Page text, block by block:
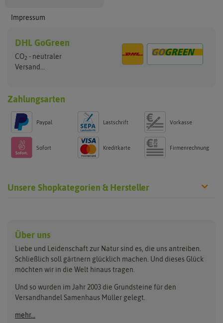
Impressum
DHL GoGreen
CO2 - neutraler
Versand...
Zahlungsarten
Paypal Lastschrift Vorkasse
Sofort Kreditkarte Firmenrechnung
Unsere Shopkategorien & Hersteller
Anzuchtschalen
Erdbeertürme
Folien, Vliese und Netze
Gartengeräte
Nützlinge & Nisthilfen
Keimsprossen
Saatgut für Werbezwecke
Samen-Sets
Gemüsesamen
Benary
Buzzy Seeds
Clever Pots
Dürr-Samen
FLORTUS
Greenline
Grüne Oase
Über uns
Liebe und Leidenschaft zur Natur sind es, die uns antreiben.
Schließlich soll gärtnern glücklich machen. Und dieses Glück
möchten wir in die Welt hinaus tragen.
Und so wurden im Jahr 2003 die Grundsteine für den
Versandhandel Samenhaus Müller gelegt.
mehr...